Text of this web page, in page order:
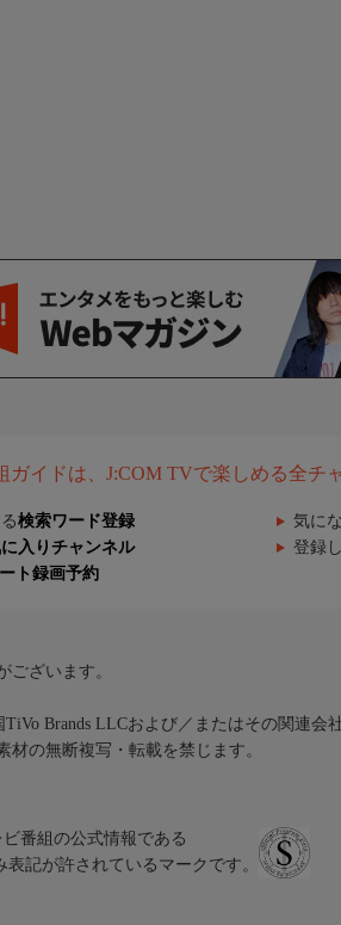
ガイドは、J:COM TVで楽しめる全チ
検索ワード登録 気に
入りチャンネル 登録
ト録画予約
ございます。
Brands LLCおよび／またはその関連会
の無断複写・転載を禁じます。
番組の公式情報である
表記が許されているマークです。